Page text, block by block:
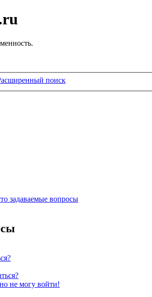
поиск
задаваемые вопросы
не могу войти!